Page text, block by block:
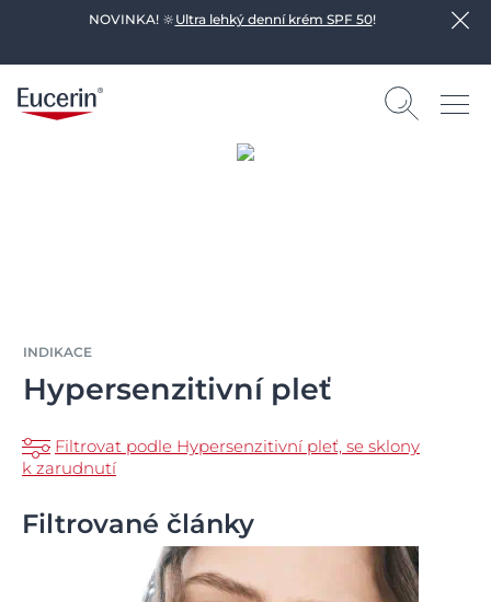
NOVINKA! 🔆 Ultra lehký denní krém SPF 50!
INDIKACE
Hypersenzitivní pleť
Filtrovat podle Hypersenzitivní pleť, se sklony
k zarudnutí
Filtrované články